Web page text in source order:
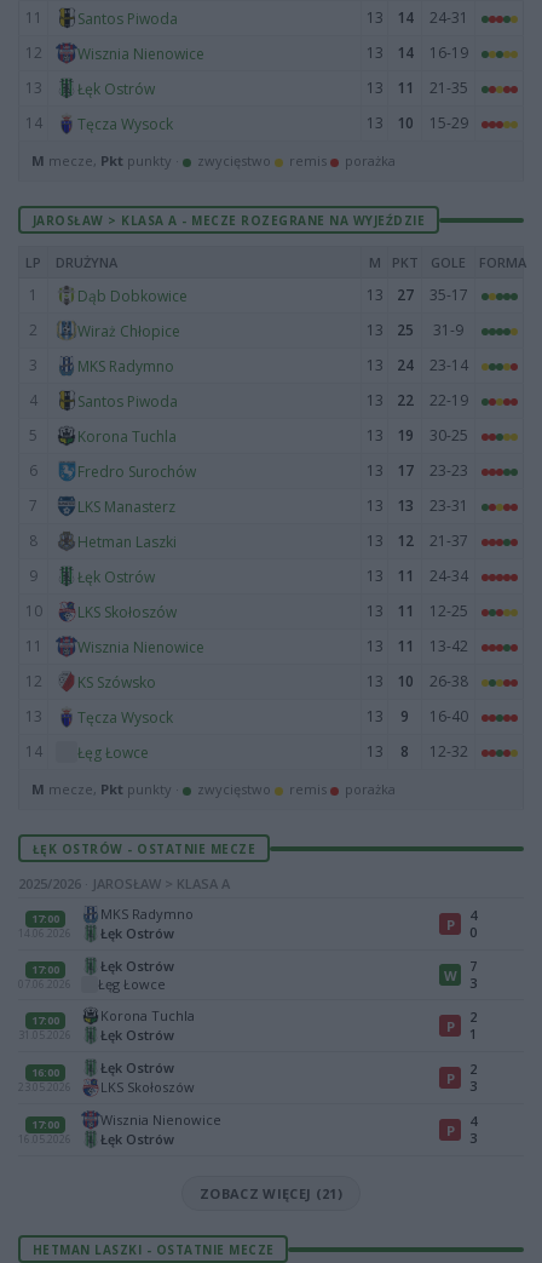
11 Santos Piwoda 13 14
24-31
12
Wisznia Nienowice 13 14
16-19
13
Łęk Ostrów 13 11
21-35
14
Tęcza Wysock 13 10 15-29
M mecze, Pkt punkty · zwycięstwo remis porażka
JAROSŁAW > KLASA A - MECZE ROZEGRANE NA WYJEŹDZIE
LP DRUŻYNA M PKT GOLE FORMA
1 Dąb Dobkowice 13 27
35-17
2
Wiraż Chłopice 13 25
31-9
3
MKS Radymno 13 24
23-14
4
Santos Piwoda 13 22
22-19
5
Korona Tuchla 13 19
30-25
6
Fredro Surochów 13 17
23-23
7
LKS Manasterz 13 13
23-31
8
Hetman Laszki 13 12
21-37
9
Łęk Ostrów 13 11
24-34
10
LKS Skołoszów 13 11
12-25
11
Wisznia Nienowice 13 11
13-42
12
KS Szówsko 13 10
26-38
13
Tęcza Wysock 13 9
16-40
14
Łęg Łowce 13 8 12-32
M mecze, Pkt punkty · zwycięstwo remis porażka
ŁĘK OSTRÓW - OSTATNIE MECZE
2025/2026 · JAROSŁAW > KLASA A
17:00
14.06.2026
MKS Radymno
Łęk Ostrów
P
4
0
17:00
07.06.2026
Łęk Ostrów
Łęg Łowce
W
7
3
17:00
31.05.2026
Korona Tuchla
Łęk Ostrów
P
2
1
16:00
23.05.2026
Łęk Ostrów
LKS Skołoszów
P
2
3
17:00
16.05.2026
Wisznia Nienowice
Łęk Ostrów
P
4
3
ZOBACZ WIĘCEJ (21)
HETMAN LASZKI - OSTATNIE MECZE